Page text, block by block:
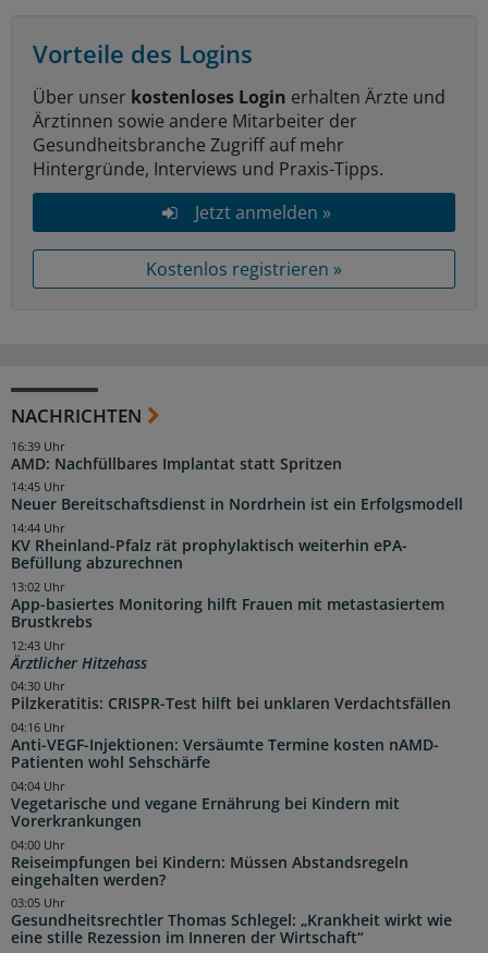
Vorteile des Logins
Über unser kostenloses Login erhalten Ärzte und
Ärztinnen sowie andere Mitarbeiter der
Gesundheitsbranche Zugriff auf mehr
Hintergründe, Interviews und Praxis-Tipps.
Jetzt anmelden »
Kostenlos registrieren »
NACHRICHTEN
AMD: Nachfüllbares Implantat statt Spritzen
16:39 Uhr
Neuer Bereitschaftsdienst in Nordrhein ist ein Erfolgsmodell
14:45 Uhr
KV Rheinland-Pfalz rät prophylaktisch weiterhin ePA-
Befüllung abzurechnen
14:44 Uhr
App-basiertes Monitoring hilft Frauen mit metastasiertem
Brustkrebs
13:02 Uhr
Ärztlicher Hitzehass
12:43 Uhr
Pilzkeratitis: CRISPR-Test hilft bei unklaren Verdachtsfällen
04:30 Uhr
Anti-VEGF-Injektionen: Versäumte Termine kosten nAMD-
Patienten wohl Sehschärfe
04:16 Uhr
Vegetarische und vegane Ernährung bei Kindern mit
Vorerkrankungen
04:04 Uhr
Reiseimpfungen bei Kindern: Müssen Abstandsregeln
eingehalten werden?
04:00 Uhr
Gesundheitsrechtler Thomas Schlegel: „Krankheit wirkt wie
eine stille Rezession im Inneren der Wirtschaft“
03:05 Uhr